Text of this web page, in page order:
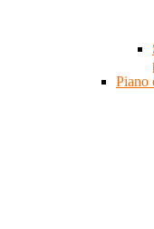
Piano